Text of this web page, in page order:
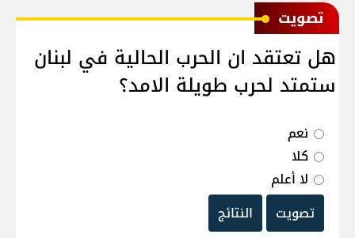
ﺗﺼﻮﻳﺖ
هل تعتقد ان الحرب الحالية في لبنان
ستمتد لحرب طويلة الامد؟
نعم
كلا
لا أعلم
تصويت
النتائج